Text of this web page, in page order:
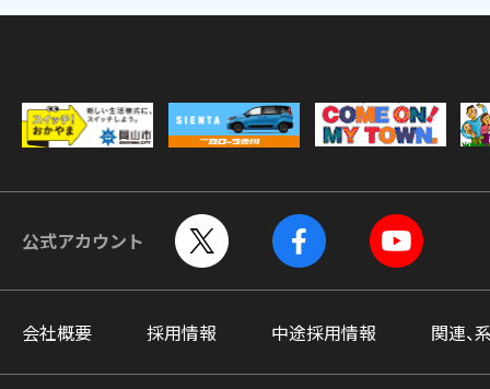
公式アカウント
会社概要 採用情報 中途採用情報 関連、